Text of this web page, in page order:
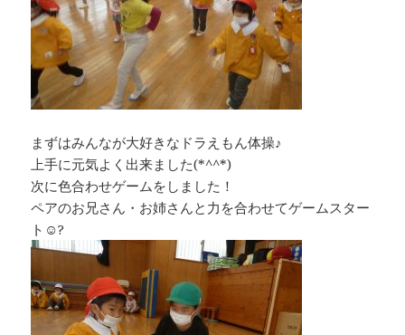
まずはみんなが大好きなドラえもん体操♪
上手に元気よく出来ました(*^^*)
次に色合わせゲームをしました！
ペアのお兄さん・お姉さんと力を合わせてゲームスター
ト☺?